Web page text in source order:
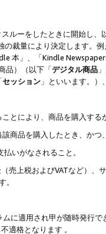
ルーをしたときに開始し、
裁量により決定します。
本」、「Kindle
品）（以下「デジタル商品
セッション 」といいます。）、
とにより、商品を購入する
商品を購入したとき、かつ、
いがなされること。
売上税およびVATなど）、
。
に適用され甲が随時発行で
適格となります 。